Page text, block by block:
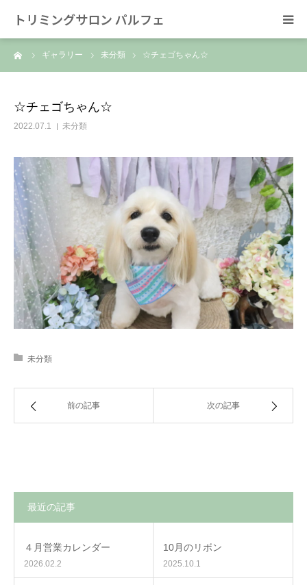
トリミングサロン パルフェ
ギャラリー 未分類 ☆チェゴちゃん☆
☆チェゴちゃん☆
2022.07.1 未分類
未分類
前の記事 次の記事
最近の記事
４月営業カレンダー
2026.02.2
10月のリボン
2025.10.1
HOME
スタッフ